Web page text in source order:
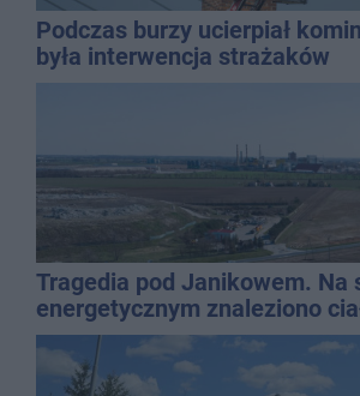
Podczas burzy ucierpiał
była interwencja strażaków
Tragedia pod Janikowem. Na
energetycznym znaleziono
mężczyzny